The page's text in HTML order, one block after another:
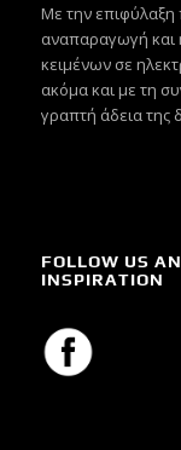
Mε την
αναπαραγωγή και
κειμένων σε
ακόμα και με τη
γραπτή άδεια της
FOLLOW US
INSPIRATION